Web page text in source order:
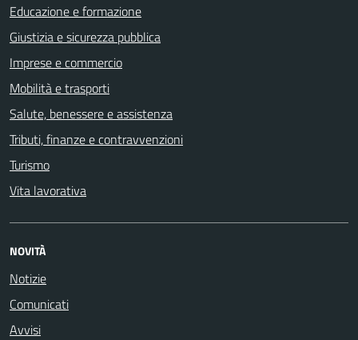
Educazione e formazione
Giustizia e sicurezza pubblica
Imprese e commercio
Mobilità e trasporti
Salute, benessere e assistenza
Tributi, finanze e contravvenzioni
Turismo
Vita lavorativa
NOVITÀ
Notizie
Comunicati
Avvisi